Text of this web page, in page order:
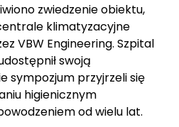
zwiedzenie obiektu,
klimatyzacyjne
VBW Engineering. Szpital
swoją
sympozjum przyjrzeli się
higienicznym
od wielu lat.